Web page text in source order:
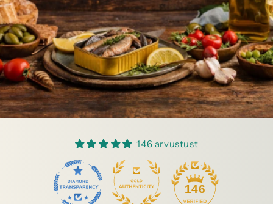
146 arvustust
146 91